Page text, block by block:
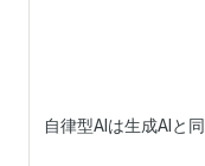
自律型AIは生成AIと